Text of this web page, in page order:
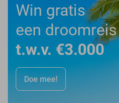
Win gratis
een droomreis
t.w.v. €3.000
Doe mee!